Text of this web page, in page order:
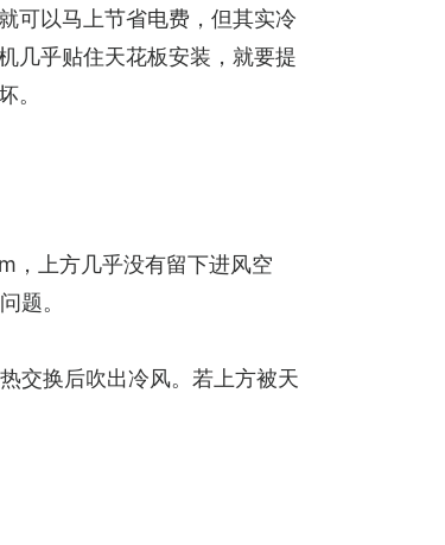
可以马上节省电费，但其实冷
几乎贴住天花板安装，就要提
。
，上方几乎没有留下进风空
题。
交换后吹出冷风。若上方被天